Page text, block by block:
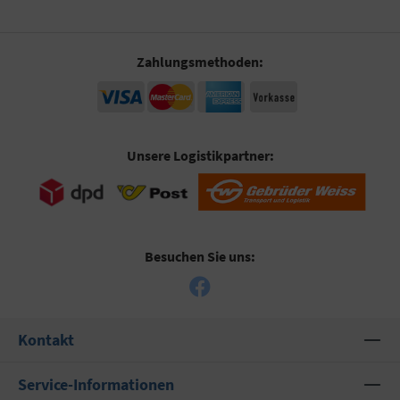
Zahlungsmethoden:
Unsere Logistikpartner:
Besuchen Sie uns:
Kontakt
Service-Informationen